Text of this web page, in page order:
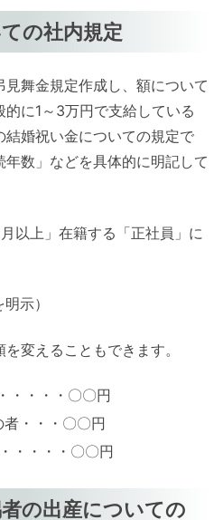
の社内規定
舞金規定作成し、額について
に1～3万円で支給している
婚祝い金についての規定で
数」などを具体的に明記して
以上」在籍する「正社員」に
示）
変えることもできます。
・・・・〇〇円
・・・〇〇円
・・・・〇〇円
の出産についての